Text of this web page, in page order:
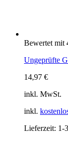
nur
Bewertet mit
Ungeprüfte
14,97 €
inkl. MwSt.
inkl.
Lieferzeit: 1-